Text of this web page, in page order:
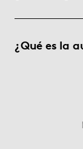
¿Qué es la